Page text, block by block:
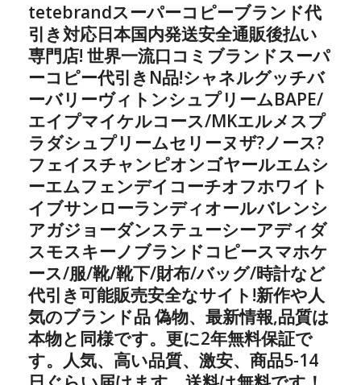
tetebrandスーパーコピーブランド代
引き対応日本国内発送安全通販後払い
専門店! 世界一流口コミブランドスーパ
ーコピー代引きN品!シャネルグッチバ
ーバリーヴィトンシュプリームBAPE/
エイプマイケルコース/MKエルメスプ
ラダシュプリームセリーヌザ?ノース?
フェイスチャンピオンゴヤールエムシ
ーエムフェンデイコーチオフホワイト
イブサンローランディオールバレンシ
アガジョーダンステューシーアディダ
スモスキーノブランドコピースマホケ
ース/服/靴/靴下/財布/バッグ/時計など
代引き可能販売安全なサイト!新作や人
気のブランド品 偽物、最新情報,品質は
本物と同様です。更に2年無料保証で
す。人気、高い品質、激安、商品5-14